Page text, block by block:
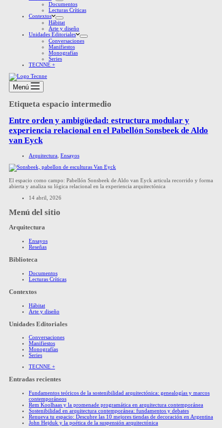
Documentos
Lecturas Críticas
Contextos
Hábitat
Arte y diseño
Unidades Editoriales
Conversaciones
Manifiestos
Monografías
Series
TECNNE +
Menú
Etiqueta espacio intermedio
Entre orden y ambigüedad: estructura modular y
experiencia relacional en el Pabellón Sonsbeek de Aldo
van Eyck
Arquitectura Ensayos
El espacio como campo: Pabellón Sonsbeek de Aldo van Eyck articula recorrido y forma
abierta y analiza su lógica relacional en la experiencia arquitectónica
14 abril, 2026
Menú del sitio
Arquitectura
Ensayos
Reseñas
Biblioteca
Documentos
Lecturas Críticas
Contextos
Hábitat
Arte y diseño
Unidades Editoriales
Conversaciones
Manifiestos
Monografías
Series
TECNNE +
Entradas recientes
Fundamentos teóricos de la sostenibilidad arquitectónica: genealogías y marcos
contemporáneos
Rem Koolhaas y la promenade programática en arquitectura contemporánea
Sostenibilidad en arquitectura contemporánea: fundamentos y debates
Renueva tu espacio: Descubre las 10 mejores tiendas de decoración en Argentina
John Hejduk y la poética de la suspensión arquitectónica